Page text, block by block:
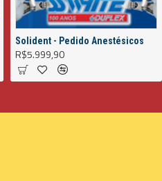
Solident - Pedido Anestésicos
R$5.999,90